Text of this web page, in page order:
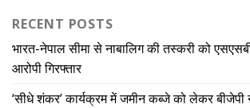
RECENT POSTS
भारत-नेपाल सीमा से नाबालिग की तस्करी को
आरोपी गिरफ्तार
‘सीधे शंकर’ कार्यक्रम में जमीन कब्जे को लेकर बीजेपी